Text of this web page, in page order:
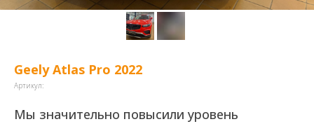
Geely Atlas Pro 2022
Артикул:
Мы значительно повысили уровень